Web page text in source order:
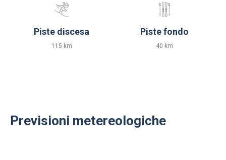
Piste discesa
115 km
Piste fondo
40 km
Previsioni metereologiche